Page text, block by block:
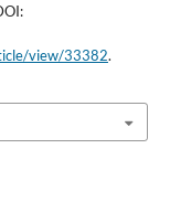
view/33382.